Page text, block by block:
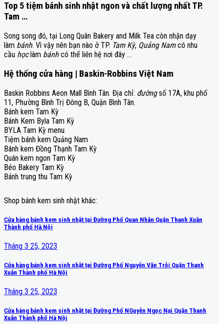
Top 5 tiệm bánh sinh nhật ngon và chất lượng nhất TP.
Tam …
Song song đó, tại Long Quân Bakery and Milk Tea còn nhận dạy
làm bánh. Vì vậy nên bạn nào ở TP. Tam Kỳ, Quảng Namcó nhu
cầu họclàm bánhcó thể liên hệ nơi đây …
Hệ thống cửa hàng | Baskin-Robbins Việt Nam
Baskin Robbins Aeon Mall Bình Tân. Địa chỉ: đườngsố 17A, khu phố
11, Phường Bình Trị Đông B, Quận Bình Tân.
Bánh kem Tam Kỳ
Bánh Kem Byla Tam Kỳ
BYLA Tam Kỳ menu
Tiệm bánh kem Quảng Nam
Bánh kem Đồng Thạnh Tam Kỳ
Quán kem ngon Tam Kỳ
Béo Bakery Tam Kỳ
Bánh trung thu Tam Kỳ
Shop bánh kem sinh nhật khác:
Cửa hàng bánh kem sinh nhật tại Đường Phố Quan Nhân Quận Thanh Xuân
Thành phố Hà Nội
Tháng 3 25, 2023
Cửa hàng bánh kem sinh nhật tại Đường Phố Nguyễn Văn Trỗi Quận Thanh
Xuân Thành phố Hà Nội
Tháng 3 25, 2023
Cửa hàng bánh kem sinh nhật tại Đường Phố NGuyễn Ngọc Nại Quận Thanh
Xuân Thành phố Hà Nội